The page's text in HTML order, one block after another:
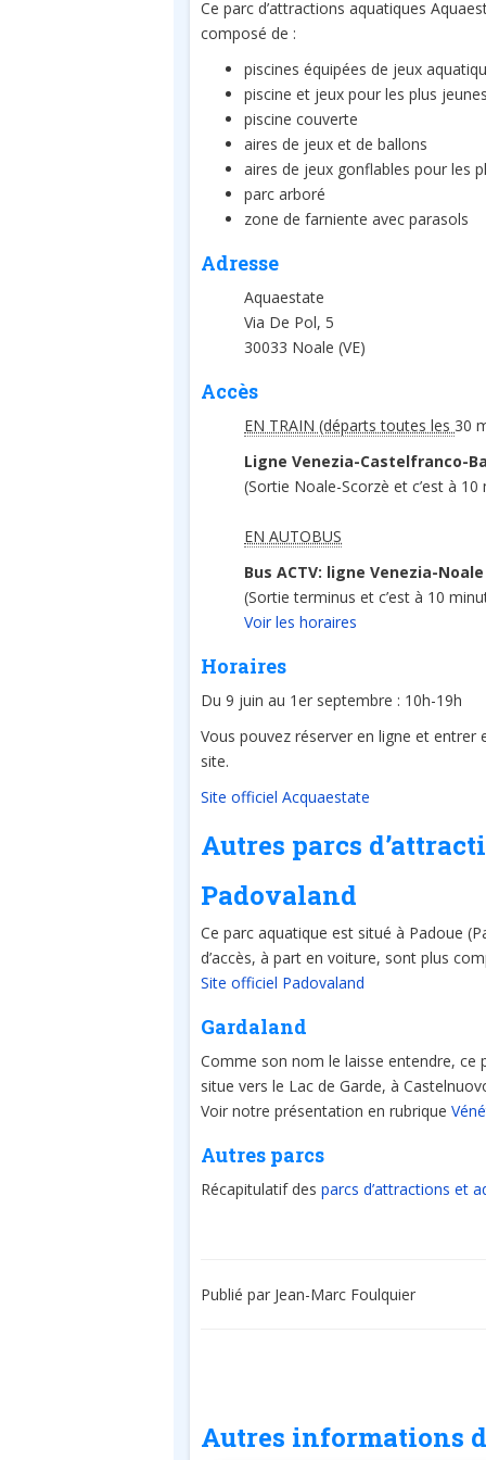
Ce parc d’attractions aquatiques
composé de :
piscines équipées de jeux
piscine et jeux pour les plus
piscine couverte
aires de jeux et de ballons
aires de jeux gonflables pour les
parc arboré
zone de farniente avec parasols
Adresse
Aquaestate
Via De Pol, 5
30033 Noale (VE)
Accès
EN TRAIN (départs toutes les 30
Ligne Venezia-Castelfranco-
(Sortie Noale-Scorzè et c’est à
EN AUTOBUS
Bus ACTV: ligne Venezia-Noale
(Sortie terminus et c’est à 10
Voir les horaires
Horaires
Du 9 juin au 1er septembre : 10h-19h
Vous pouvez réserver en ligne et
site.
Site officiel Acquaestate
Autres parcs
Padovaland
Ce parc aquatique est situé à Padoue
d’accès, à part en voiture, sont plus
Site officiel Padovaland
Gardaland
Comme son nom le laisse entendre, ce
situe vers le Lac de Garde, à
Voir notre présentation en rubrique
Autres parcs
Récapitulatif des parcs d’attractions et
Publié par Jean-Marc Foulquier
Autres informations